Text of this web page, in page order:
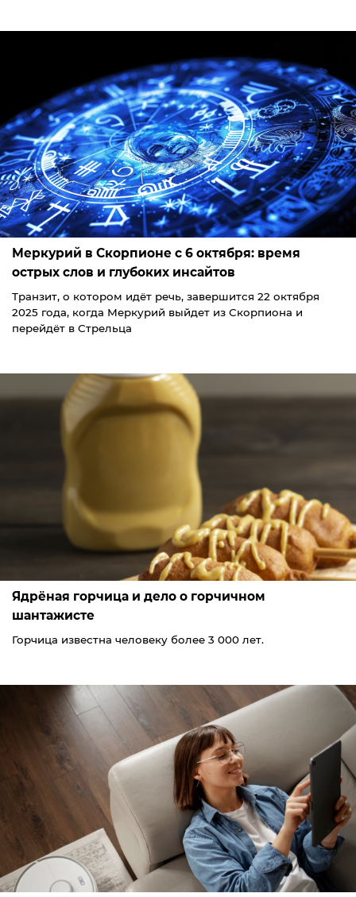
Меркурий в Скорпионе с 6 октября: время
острых слов и глубоких инсайтов
Транзит, о котором идёт речь, завершится 22 октября
2025 года, когда Меркурий выйдет из Скорпиона и
перейдёт в Стрельца
Ядрёная горчица и дело о горчичном
шантажисте
Горчица известна человеку более 3 000 лет.